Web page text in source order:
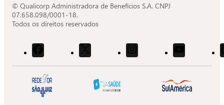
© Qualicorp Administradora de Benefícios S.A. CNPJ
07.658.098/0001-18.
Todos os direitos reservados
Acessar
o
Facebook
da
Quali.
Acessar
o
X
Quali.
Acessar
o
Instagram
Acessar
o
Youtube
Quali.